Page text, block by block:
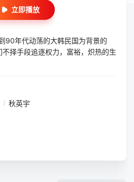
立即播放
年代动荡的大韩民国为背景的
择手段追逐权力，富裕，炽热的生
/ 秋英宇